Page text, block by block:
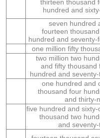
thirteen thousand
hundred and
seven hundred
fourteen
hundred and seventy-
one million fifty
two million two
and fifty thousand
hundred and seventy-
one hundred and
thousand four
and thirty-
five hundred and sixty-
thousand two
and seventy-